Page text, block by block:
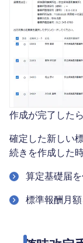
作成が完了した
確定した新しい
続きを作成した
算定基礎届
標準報酬月